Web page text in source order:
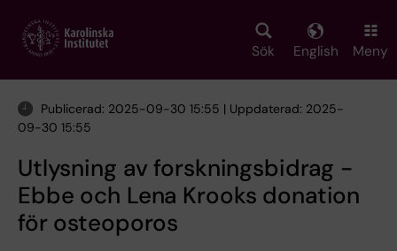
main
Sök English Meny
Publicerad: 2025-09-30 15:55 | Uppdaterad: 2025-
09-30 15:55
Utlysning av forskningsbidrag -
Ebbe och Lena Krooks donation
för osteoporos